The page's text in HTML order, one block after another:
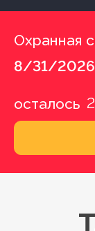
Охранная
8/31/
осталось